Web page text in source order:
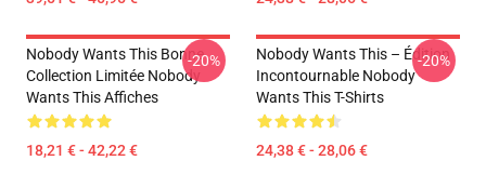
Nobody Wants This Bonne
Collection Limitée Nobody
Wants This Affiches
18,21 € - 42,22 €
-20%
Nobody Wants This – Édition
Incontournable Nobody
Wants This T-Shirts
24,38 € - 28,06 €
-20%